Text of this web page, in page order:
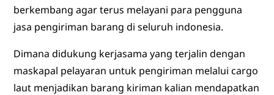
berkembang agar terus melayani para pengguna
jasa pengiriman barang di seluruh indonesia.
Dimana didukung kerjasama yang terjalin dengan
maskapal pelayaran untuk pengiriman melalui cargo
laut menjadikan barang kiriman kalian mendapatkan